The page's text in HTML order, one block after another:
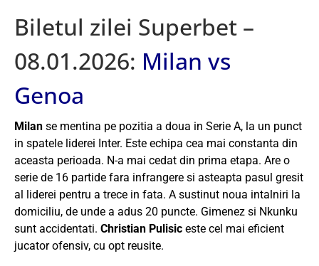
Biletul zilei Superbet –
08.01.2026: Milan vs
Genoa
Milan se mentina pe pozitia a doua in Serie A, la un punct
in spatele liderei Inter. Este echipa cea mai constanta din
aceasta perioada. N-a mai cedat din prima etapa. Are o
serie de 16 partide fara infrangere si asteapta pasul gresit
al liderei pentru a trece in fata. A sustinut noua intalniri la
domiciliu, de unde a adus 20 puncte. Gimenez si Nkunku
sunt accidentati. Christian Pulisic este cel mai eficient
jucator ofensiv, cu opt reusite.